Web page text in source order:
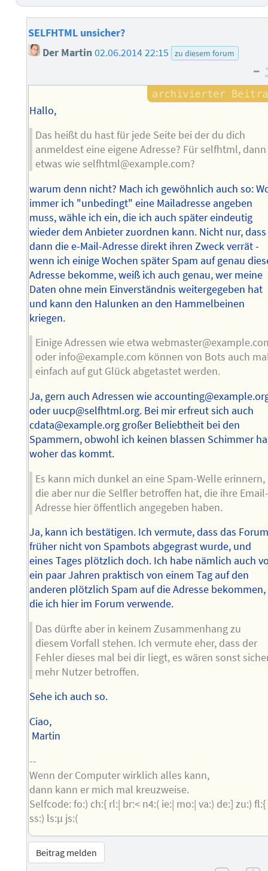
SELFHTML unsicher?
Der Martin02.06.2014 22:15 zu diesem forum
–
Hallo,
Das heißt du hast für jede Seite bei der du dich
anmeldest eine eigene Adresse? Für selfhtml, dann
etwas wie selfhtml@example.com?
warum denn nicht? Mach ich gewöhnlich auch so:
immer ich "unbedingt" eine Mailadresse angeben
muss, wähle ich ein, die ich auch später eindeutig
wieder dem Anbieter zuordnen kann. Nicht nur, dass
dann die e-Mail-Adresse direkt ihren Zweck verrät -
wenn ich einige Wochen später Spam auf genau
Adresse bekomme, weiß ich auch genau, wer meine
Daten ohne mein Einverständnis weitergegeben hat
und kann den Halunken an den Hammelbeinen
kriegen.
Einige Adressen wie etwa
oder info@example.com können von Bots auch
einfach auf gut Glück abgetastet werden.
Ja, gern auch Adressen wie
oder uucp@selfhtml.org. Bei mir erfreut sich auch
cdata@example.org großer Beliebtheit bei den
Spammern, obwohl ich keinen blassen Schimmer
woher das kommt.
Es kann mich dunkel an eine Spam-Welle erinnern,
die aber nur die Selfler betroffen hat, die ihre
Adresse hier öffentlich angegeben haben.
Ja, kann ich bestätigen. Ich vermute, dass das
früher nicht von Spambots abgegrast wurde, und
eines Tages plötzlich doch. Ich habe nämlich auch
ein paar Jahren praktisch von einem Tag auf den
anderen plötzlich Spam auf die Adresse bekommen,
die ich hier im Forum verwende.
Das dürfte aber in keinem Zusammenhang zu
diesem Vorfall stehen. Ich vermute eher, dass der
Fehler dieses mal bei dir liegt, es wären sonst
mehr Nutzer betroffen.
Sehe ich auch so.
Ciao,
Martin
--
Wenn der Computer wirklich alles kann,
dann kann er mich mal kreuzweise.
Selfcode: fo:) ch:{ rl:| br:< n4:( ie:| mo:| va:) de:] zu:) fl:{
ss:) ls:µ js:(
Beitrag melden